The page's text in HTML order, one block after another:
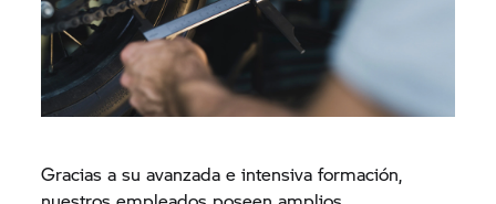
Gracias a su avanzada e intensiva formación,